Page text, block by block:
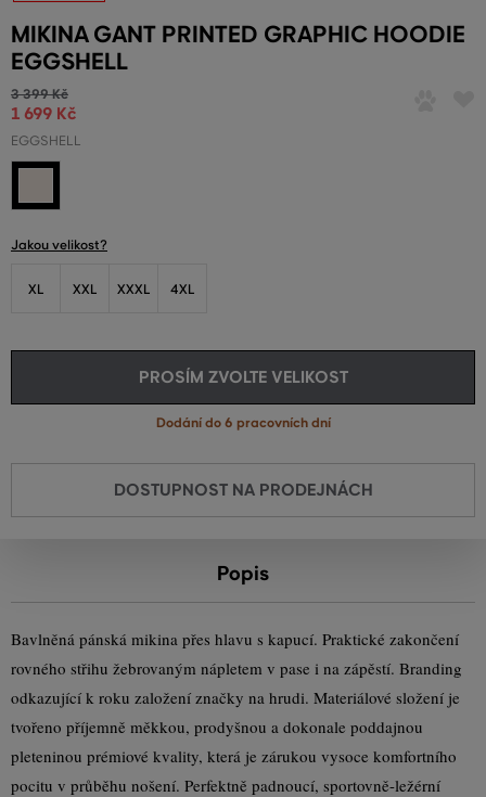
MIKINA GANT PRINTED GRAPHIC HOODIE
EGGSHELL
3 399 Kč
1 699 Kč
EGGSHELL
Jakou velikost?
XL XXL XXXL 4XL
PROSÍM ZVOLTE VELIKOST
Dodání do 6 pracovních dní
DOSTUPNOST NA PRODEJNÁCH
Popis
Bavlněná pánská mikina přes hlavu s kapucí. Praktické zakončení
rovného střihu žebrovaným nápletem v pase i na zápěstí. Branding
odkazující k roku založení značky na hrudi. Materiálové složení je
tvořeno příjemně měkkou, prodyšnou a dokonale poddajnou
pleteninou prémiové kvality, která je zárukou vysoce komfortního
pocitu v průběhu nošení. Perfektně padnoucí, sportovně-ležérní